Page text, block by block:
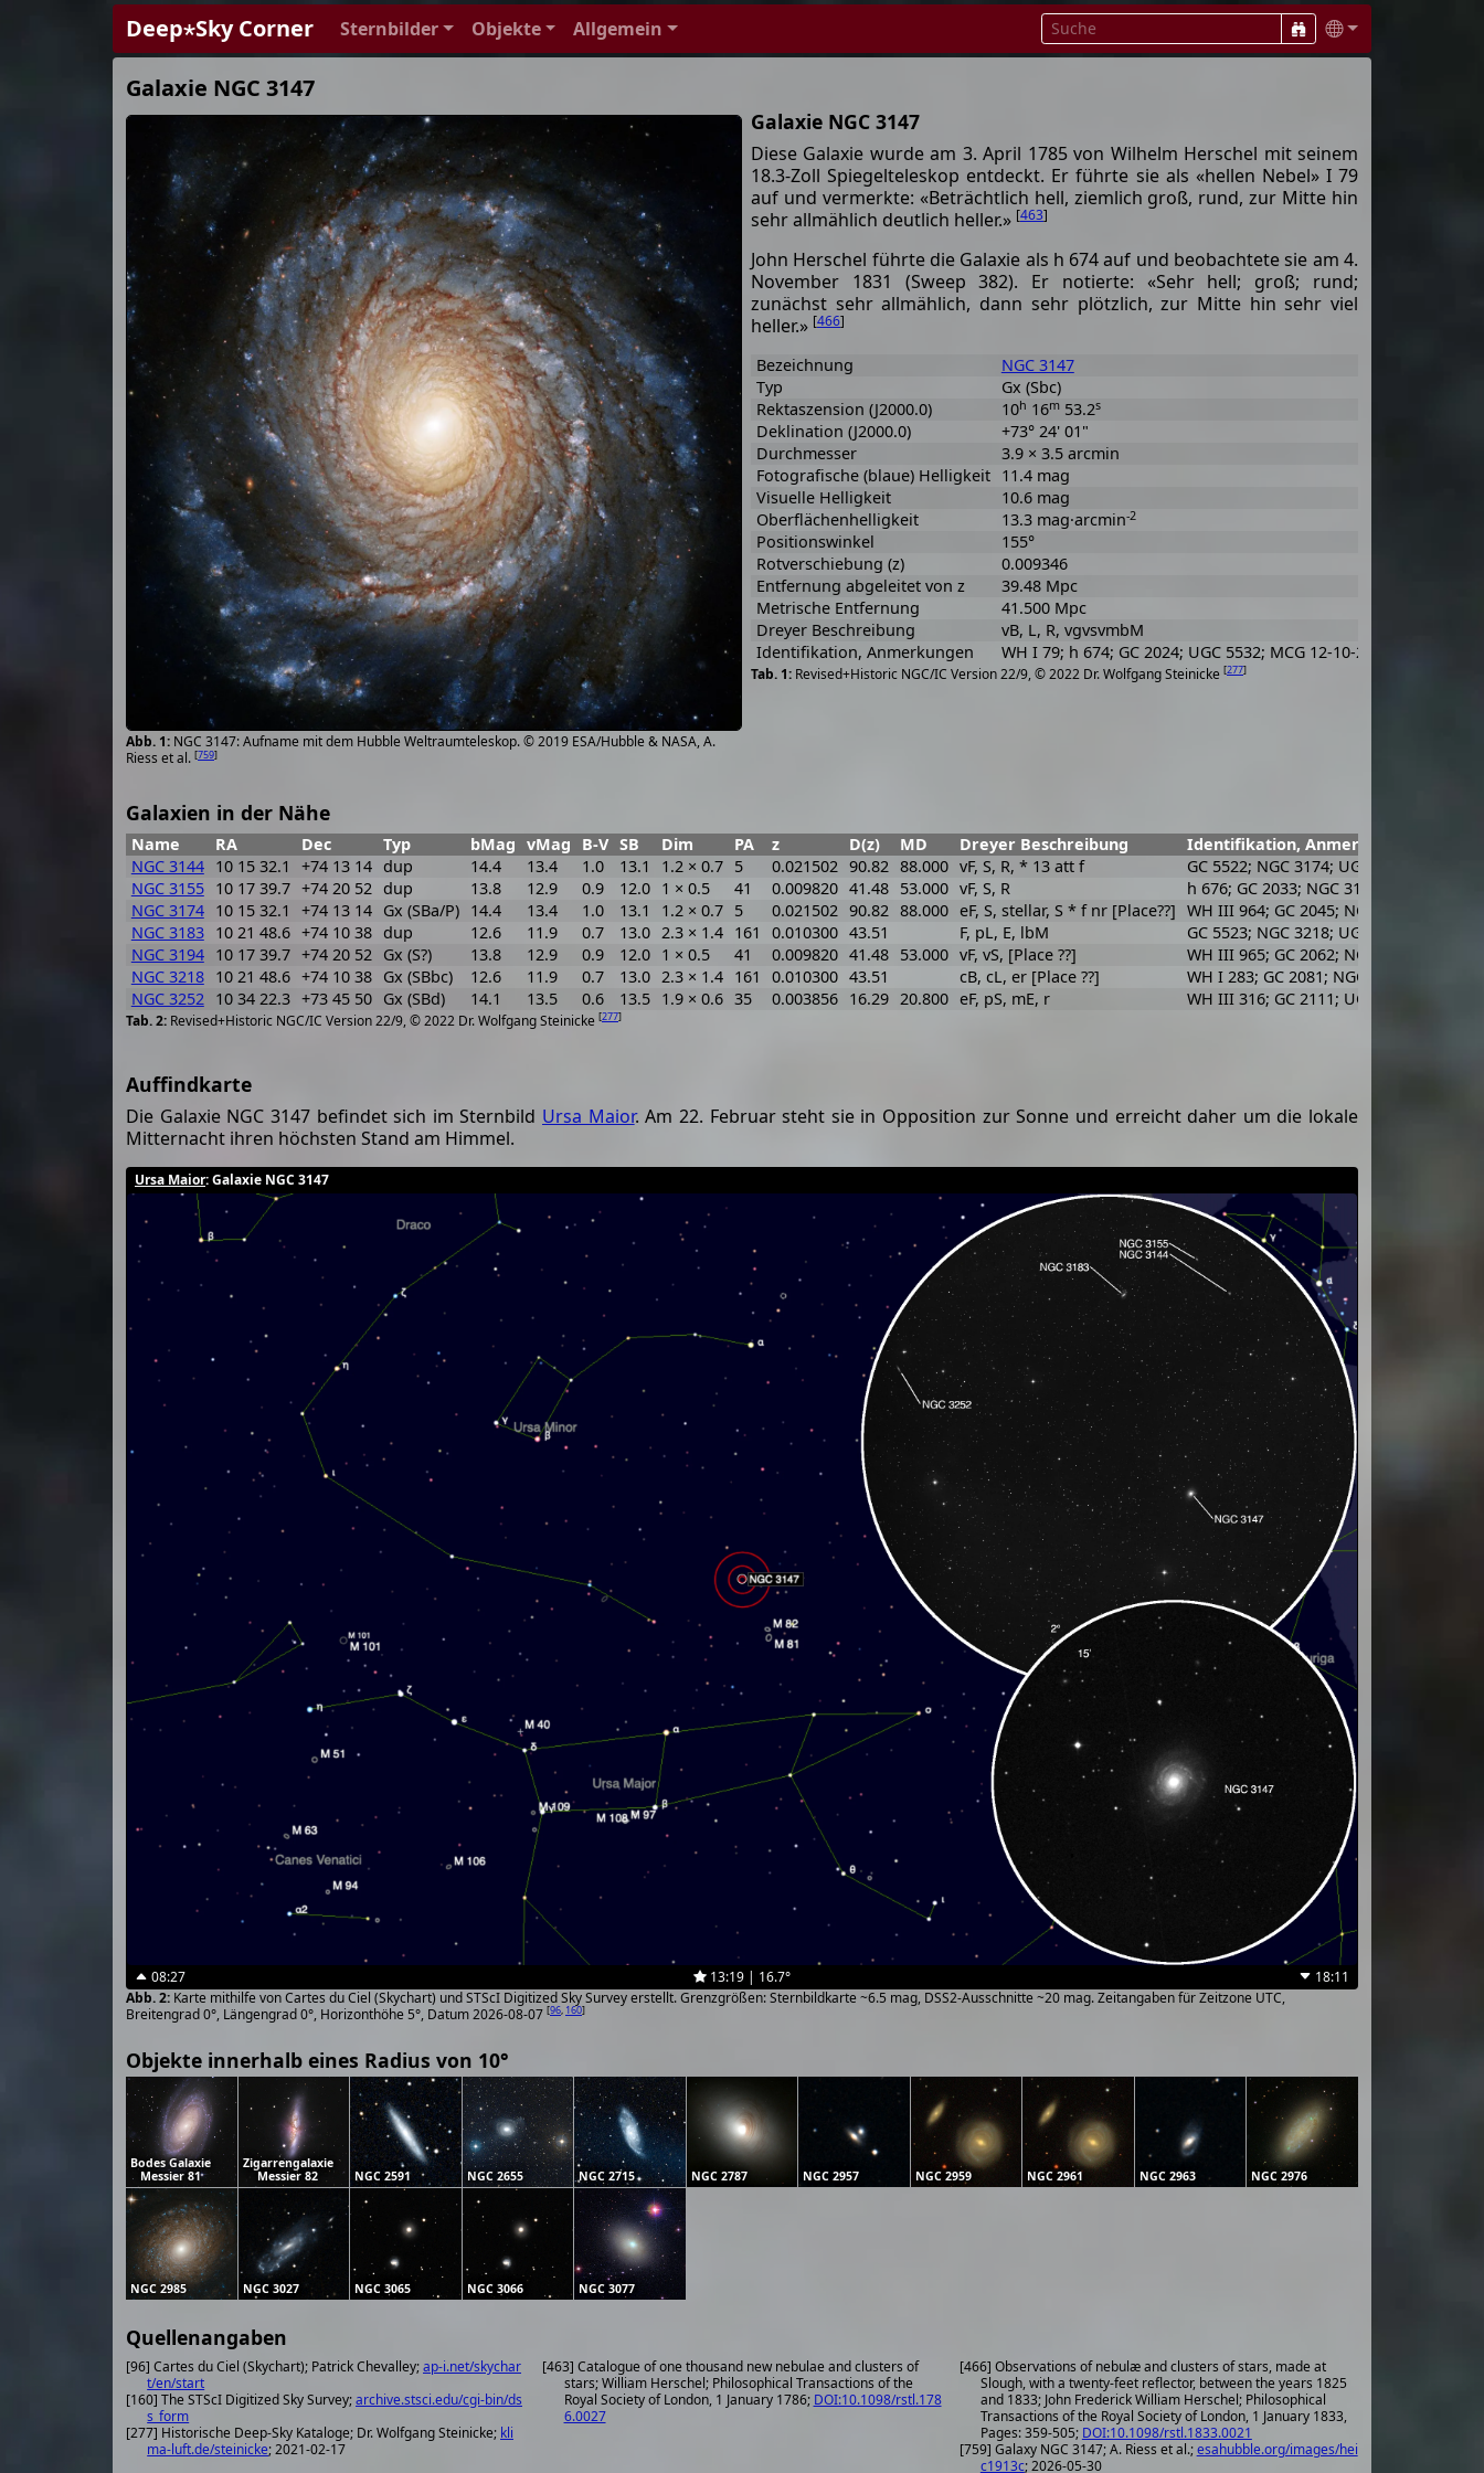
Deep⋆Sky Corner Sternbilder Objekte Allgemein
Galaxie NGC 3147
NGC 3147: Aufname mit dem Hubble Weltraumteleskop. © 2019 ESA/Hubble & NASA, A.
Riess et al. [759]
Galaxie NGC 3147
Diese Galaxie wurde am 3. April 1785 von Wilhelm Herschel mit seinem
18.3-Zoll Spiegelteleskop entdeckt. Er führte sie als «hellen Nebel» I 79
auf und vermerkte: «Beträchtlich hell, ziemlich groß, rund, zur Mitte hin
sehr allmählich deutlich heller.» [463]
John Herschel führte die Galaxie als h 674 auf und beobachtete sie am 4.
November 1831 (Sweep 382). Er notierte: «Sehr hell; groß; rund;
zunächst sehr allmählich, dann sehr plötzlich, zur Mitte hin sehr viel
heller.» [466]
Revised+Historic NGC/IC Version 22/9, © 2022 Dr. Wolfgang Steinicke [277]
Bezeichnung
NGC 3147
Typ
Gx (Sbc)
Rektaszension (J2000.0)
10h 16m53.2s
Deklination (J2000.0)
+73° 24' 01"
Durchmesser
3.9 × 3.5 arcmin
Fotografische (blaue) Helligkeit 11.4 mag
Visuelle Helligkeit
10.6 mag
Oberflächenhelligkeit
13.3 mag·arcmin-2
Positionswinkel
155°
Rotverschiebung (z)
0.009346
Entfernung abgeleitet von z
39.48 Mpc
Metrische Entfernung
41.500 Mpc
Dreyer Beschreibung
vB, L, R, vgvsvmbM
Identifikation, Anmerkungen
WH I 79; h 674; GC 2024; UGC 5532; MCG 12-10-25; CGCG 333-
Galaxien in der Nähe
Revised+Historic NGC/IC Version 22/9, © 2022 Dr. Wolfgang Steinicke [277]
Name RA Dec Typ bMag vMag B-V SB Dim PA z D(z) MD Dreyer Beschreibung
Identifikation, Anmerkungen
NGC 3144 10 15 32.1 +74 13 14 dup 14.4 13.4 1.0 13.1 1.2 × 0.7 5 0.021502 90.82 88.000 vF, S, R, * 13 att f
GC 5522; NGC 3174; UGC 5519; MCG
NGC 3155 10 17 39.7 +74 20 52 dup 13.8 12.9 0.9 12.0 1 × 0.5 41 0.009820 41.48 53.000 vF, S, R
h 676; GC 2033; NGC 3194; UGC 5538;
NGC 3174 10 15 32.1 +74 13 14 Gx (SBa/P) 14.4 13.4 1.0 13.1 1.2 × 0.7 5 0.021502 90.82 88.000 eF, S, stellar, S * f nr [Place??] WH III 964; GC 2045; NGC 3144; UGC
NGC 3183 10 21 48.6 +74 10 38 dup 12.6 11.9 0.7 13.0 2.3 × 1.4 161 0.010300 43.51 F, pL, E, lbM
GC 5523; NGC 3218; UGC 5582; MCG
NGC 3194 10 17 39.7 +74 20 52 Gx (S?) 13.8 12.9 0.9 12.0 1 × 0.5 41 0.009820 41.48 53.000 vF, vS, [Place ??]
WH III 965; GC 2062; NGC 3155; UGC
NGC 3218 10 21 48.6 +74 10 38 Gx (SBbc) 12.6 11.9 0.7 13.0 2.3 × 1.4 161 0.010300 43.51 cB, cL, er [Place ??]
WH I 283; GC 2081; NGC 3183; UGC
NGC 3252 10 34 22.3 +73 45 50 Gx (SBd) 14.1 13.5 0.6 13.5 1.9 × 0.6 35 0.003856 16.29 20.800 eF, pS, mE, r WH III 316; GC 2111; UGC 5732; MCG
Auffindkarte
Die Galaxie NGC 3147 befindet sich im Sternbild Ursa Maior. Am 22. Februar steht sie in Opposition zur Sonne und erreicht daher um die lokale
Mitternacht ihren höchsten Stand am Himmel.
Ursa Maior: Galaxie NGC 3147
08:27 13:19 | 16.7°
18:11
Karte mithilfe von Cartes du Ciel (Skychart) und STScI Digitized Sky Survey erstellt. Grenzgrößen: Sternbildkarte ~6.5 mag, DSS2-Ausschnitte ~20 mag. Zeitangaben für Zeitzone UTC,
Breitengrad 0°, Längengrad 0°, Horizonthöhe 5°, Datum 2026-08-07 [96, 160]
Objekte innerhalb eines Radius von 10°
Bodes Galaxie
Messier 81
Zigarrengalaxie
Messier 82
NGC 2591 NGC 2655 NGC 2715 NGC 2787 NGC 2957 NGC 2959 NGC 2961 NGC 2963 NGC 2976
NGC 2985 NGC 3027 NGC 3065 NGC 3066 NGC 3077
Quellenangaben
[96] Cartes du Ciel (Skychart); Patrick Chevalley;ap-i.net/skychar
t/en/start
[160] The STScI Digitized Sky Survey;archive.stsci.edu/cgi-bin/ds
s_form
[277] Historische Deep-Sky Kataloge; Dr. Wolfgang Steinicke; kli
ma-luft.de/steinicke; 2021-02-17
[463] Catalogue of one thousand new nebulae and clusters of
stars; William Herschel; Philosophical Transactions of the
Royal Society of London, 1 January 1786; DOI:10.1098/rstl.178
6.0027
[466] Observations of nebulæ and clusters of stars, made at
Slough, with a twenty-feet reflector, between the years 1825
and 1833; John Frederick William Herschel; Philosophical
Transactions of the Royal Society of London, 1 January 1833,
Pages: 359-505; DOI:10.1098/rstl.1833.0021
[759] Galaxy NGC 3147; A. Riess et al.;esahubble.org/images/hei
c1913c; 2026-05-30